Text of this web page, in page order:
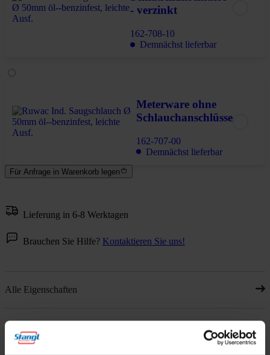
- verzinkt
162-708-10
Demnächst lieferbar
Meterware ohne
Schlauchanschlüsse
162-707-00
Demnächst lieferbar
Für Anfrage in Warenkorb legen
Lieferung in 6-8 Werktagen
Brauchen Sie Hilfe? Kontaktieren Sie uns!
Alle Eigenschaften
Zubehör